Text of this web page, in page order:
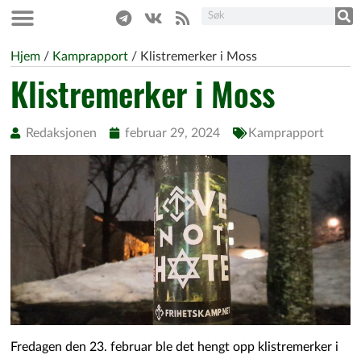
Hjem / Kamprapport / Klistremerker i Moss
Klistremerker i Moss
Redaksjonen februar 29, 2024 Kamprapport
Fredagen den 23. februar ble det hengt opp klistremerker i